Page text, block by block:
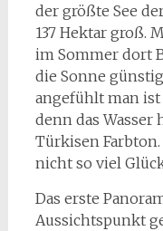
der größte See
137 Hektar groß.
im Sommer dort
die Sonne
angefühlt man
denn das Wasser
Türkisen
nicht so viel
Das erste
Aussichtspunkt